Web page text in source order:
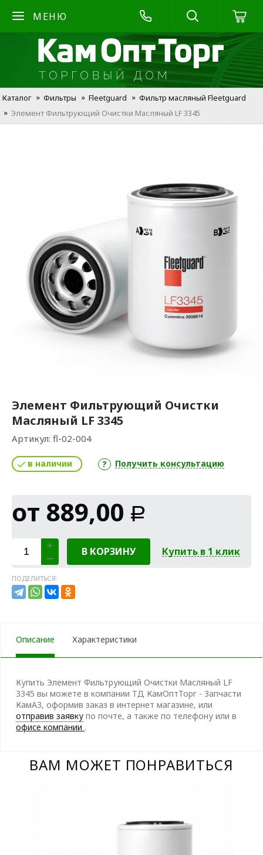
МЕНЮ
Каталог Фильтры Fleetguard
Фильтр масляный Fleetguard
Элемент Фильтрующий Очистки Масляный LF 3345
Элемент Фильтрующий Очистки
Масляный LF 3345
Артикул: fl-02-004
в наличии Получить консультацию
от 889,00 Р
В КОРЗИНУ Купить в 1 клик
ПОДЕЛИТЬСЯ:
Описание Характеристики
Купить Элемент Фильтрующий Очистки Масляный LF
3345 вы можете в компании ТД КамОптТорг - Запчасти
КамАЗ, оформив заказ в интернет магазине, или
отправив заявку по почте, а также по телефону или в
офисе компании .
ВАМ МОЖЕТ ПОНРАВИТЬСЯ